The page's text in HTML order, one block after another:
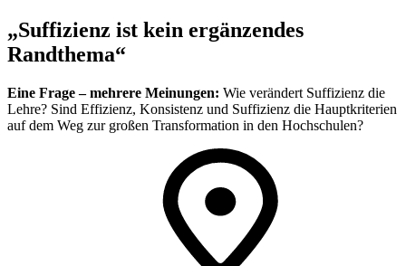
„Suffizienz ist kein ergänzendes
Randthema“
Eine Frage – mehrere Meinungen: Wie verändert Suffizienz die
Lehre? Sind Effizienz, Konsistenz und Suffizienz die Hauptkriterien
auf dem Weg zur großen Transformation in den Hochschulen?